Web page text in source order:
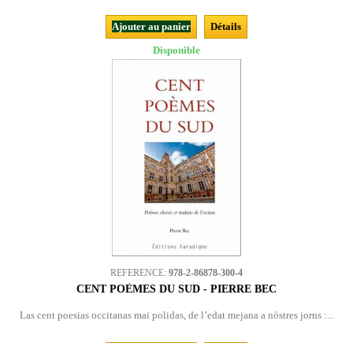
Ajouter au panier
Détails
Disponible
REFERENCE: 978-2-86878-300-4
CENT POÈMES DU SUD - PIERRE BEC
Las cent poesias occitanas mai polidas, de l’edat mejana a nòstres jorns :...